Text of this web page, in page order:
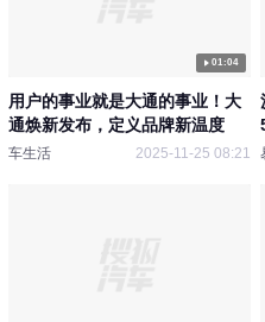
01:04
用户的事业就是大通的事业！大
通焕新发布，定义品牌新温度
车生活 2025-11-25 08:21